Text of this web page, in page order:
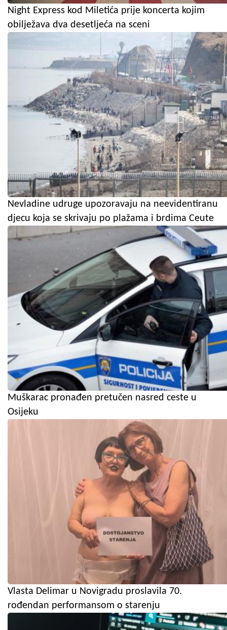
Night Express kod Miletića prije koncerta kojim
obilježava dva desetljeća na sceni
Nevladine udruge upozoravaju na neevidentiranu
djecu koja se skrivaju po plažama i brdima Ceute
Muškarac pronađen pretučen nasred ceste u
Osijeku
Vlasta Delimar u Novigradu proslavila 70.
rođendan performansom o starenju